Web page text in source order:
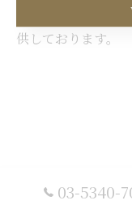
や日本酒など様々
供しております。
03-5340-